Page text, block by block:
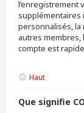
l’enregistrement
supplémentaires
personnalisés, la
autres membres,
compte est
Haut
Que signifie